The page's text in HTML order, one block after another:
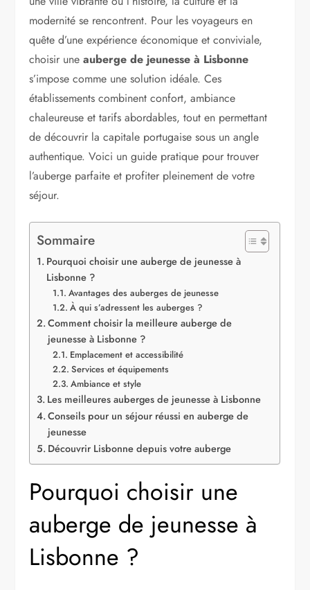
modernité se rencontrent. Pour les voyageurs en
quête d’une expérience économique et conviviale,
choisir uneauberge de jeunesse à Lisbonne
s’impose comme une solution idéale. Ces
établissements combinent confort, ambiance
chaleureuse et tarifs abordables, tout en permettant
de découvrir la capitale portugaise sous un angle
authentique. Voici un guide pratique pour trouver
l’auberge parfaite et profiter pleinement de votre
séjour.
Sommaire
Pourquoi choisir une auberge de jeunesse à
Lisbonne ?
Avantages des auberges de jeunesse
À qui s’adressent les auberges ?
Comment choisir la meilleure auberge de
jeunesse à Lisbonne ?
Emplacement et accessibilité
Services et équipements
Ambiance et style
Les meilleures auberges de jeunesse à Lisbonne
Conseils pour un séjour réussi en auberge de
jeunesse
Découvrir Lisbonne depuis votre auberge
Pourquoi choisir une
auberge de jeunesse à
Lisbonne ?